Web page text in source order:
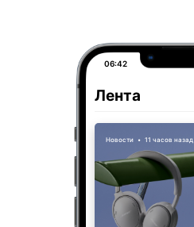
06:42
Лента
Новости • 11 часов назад